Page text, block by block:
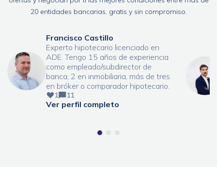
20 entidades bancarias, gratis y sin compromiso.
Francisco Castillo
Experto hipotecario licenciado en
ADE. Tengo 15 años de experiencia
como empleado/subdirector de
banca, 2 en inmobiliaria, más de tres
en bróker o comparador hipotecario.
1 11
Ver perfil completo